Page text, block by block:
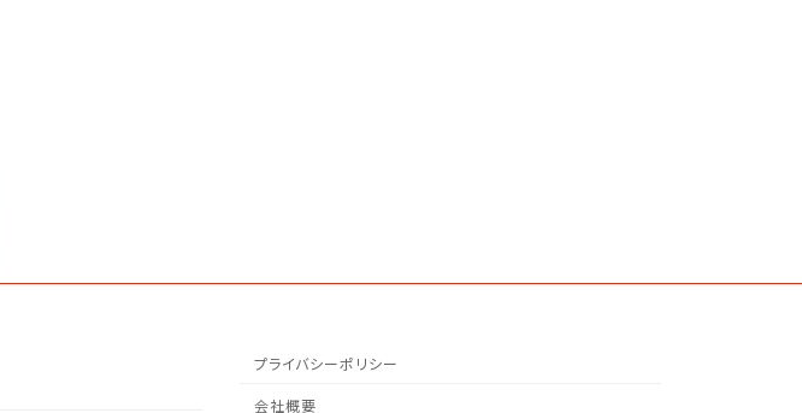
プライバシーポリシー
会社概要